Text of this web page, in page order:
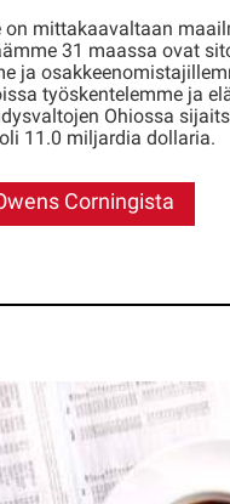
on mittakaavaltaan
31 maassa ovat
ja
työskentelemme ja
Ohiossa
11.0 miljardia dollaria.
Corningista